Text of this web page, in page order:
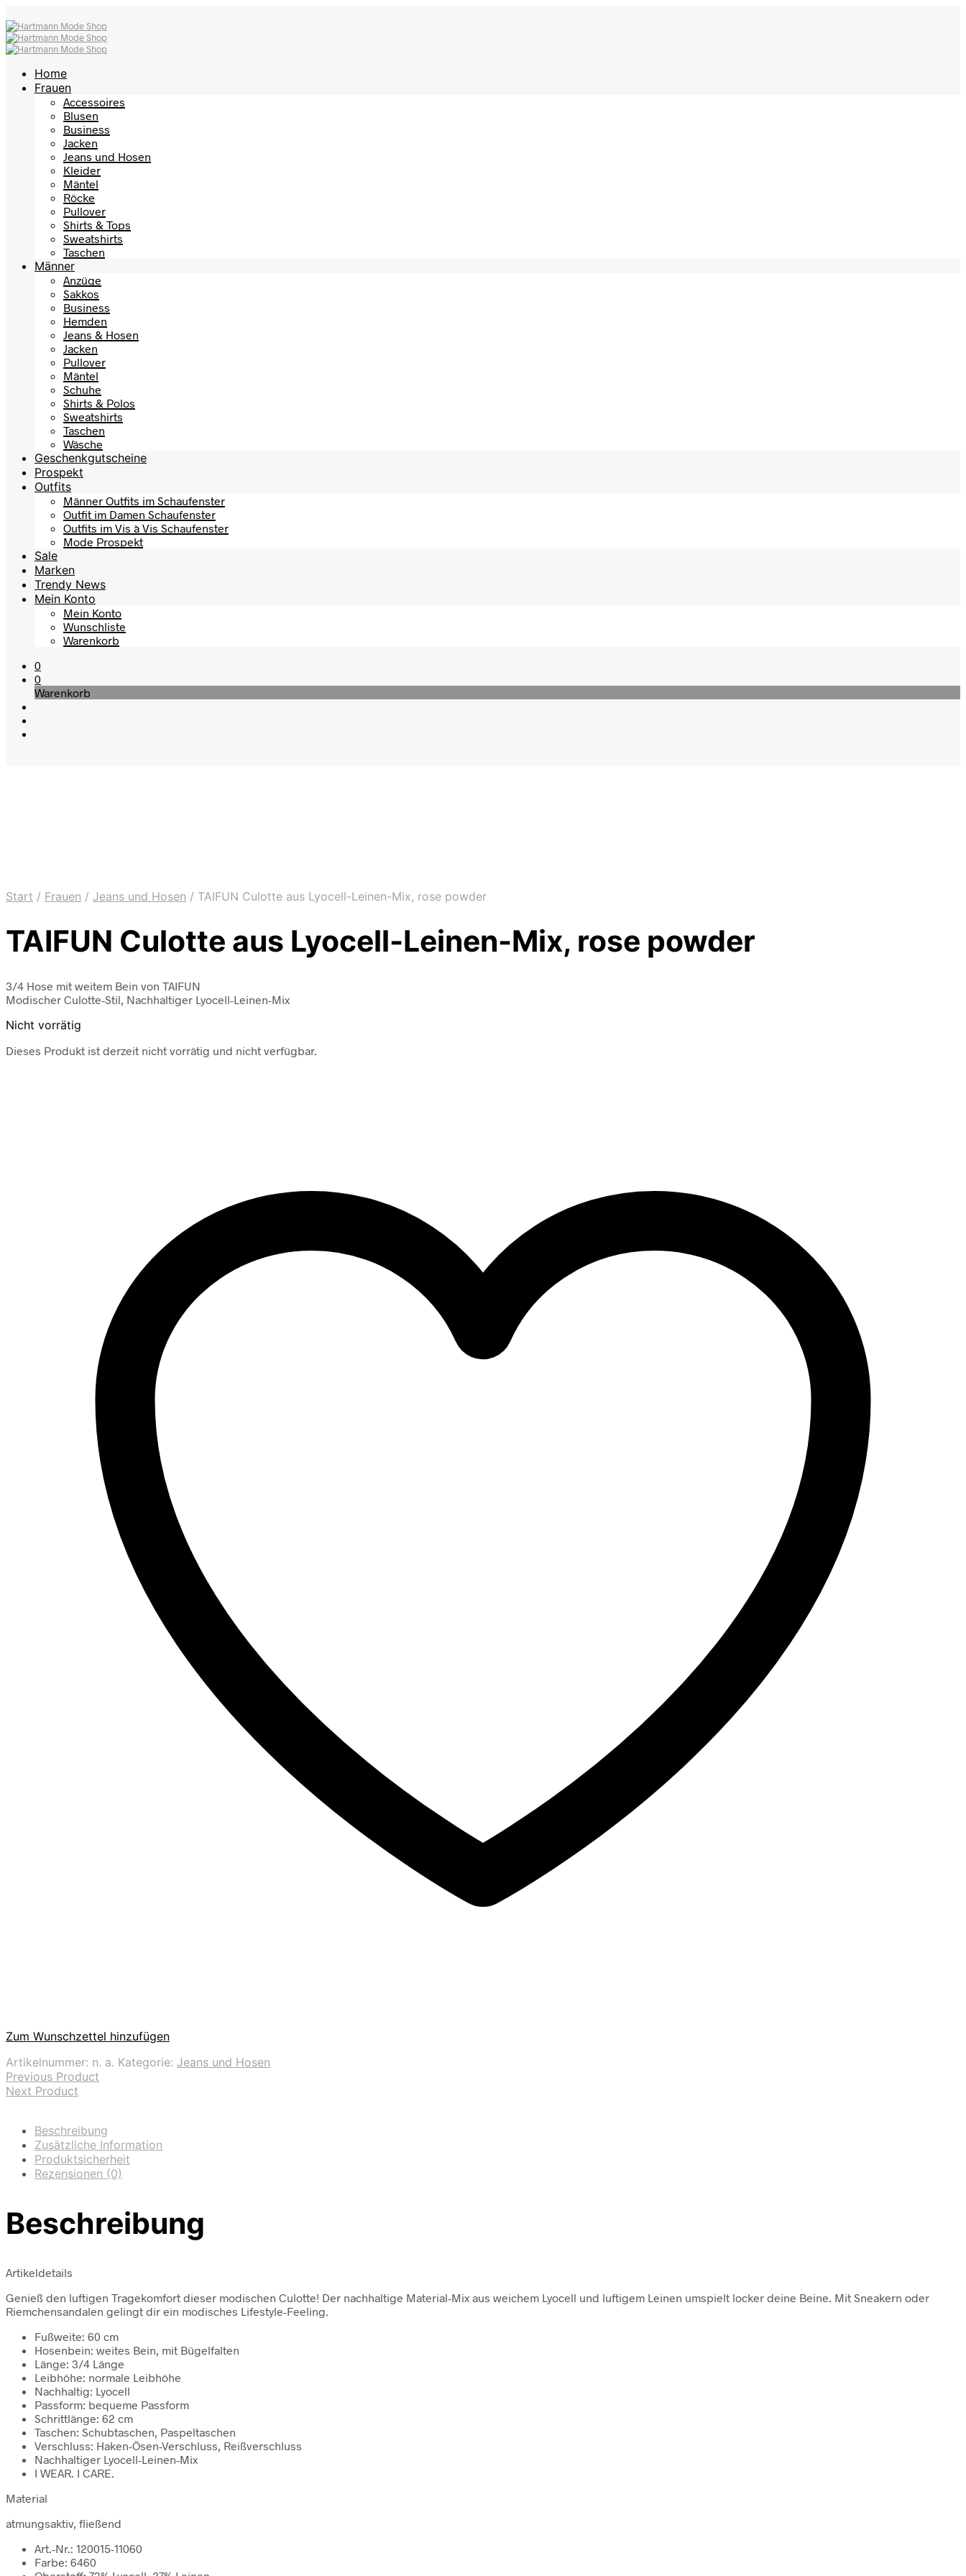
Home
Frauen
Accessoires
Blusen
Business
Jacken
Jeans und Hosen
Kleider
Mäntel
Röcke
Pullover
Shirts & Tops
Sweatshirts
Taschen
Männer
Anzüge
Sakkos
Business
Hemden
Jeans & Hosen
Jacken
Pullover
Mäntel
Schuhe
Shirts & Polos
Sweatshirts
Taschen
Wäsche
Geschenkgutscheine
Prospekt
Outfits
Männer Outfits im Schaufenster
Outfit im Damen Schaufenster
Outfits im Vis à Vis Schaufenster
Mode Prospekt
Sale
Marken
Trendy News
Mein Konto
Mein Konto
Wunschliste
Warenkorb
0
0
Warenkorb
Start / Frauen / Jeans und Hosen / TAIFUN Culotte aus Lyocell-Leinen-Mix, rose powder
TAIFUN Culotte aus Lyocell-Leinen-Mix, rose powder
3/4 Hose mit weitem Bein von TAIFUN
Modischer Culotte-Stil, Nachhaltiger Lyocell-Leinen-Mix
Nicht vorrätig
Dieses Produkt ist derzeit nicht vorrätig und nicht verfügbar.
Zum Wunschzettel hinzufügen
Artikelnummer: n. a. Kategorie: Jeans und Hosen
Previous Product
Next Product
Beschreibung
Zusätzliche Information
Produktsicherheit
Rezensionen (0)
Beschreibung
Artikeldetails
Genieß den luftigen Tragekomfort dieser modischen Culotte! Der nachhaltige Material-Mix aus weichem Lyocell und luftigem Leinen umspielt locker deine Beine. Mit Sneakern oder
Riemchensandalen gelingt dir ein modisches Lifestyle-Feeling.
Fußweite: 60 cm
Hosenbein: weites Bein, mit Bügelfalten
Länge: 3/4 Länge
Leibhöhe: normale Leibhöhe
Nachhaltig: Lyocell
Passform: bequeme Passform
Schrittlänge: 62 cm
Taschen: Schubtaschen, Paspeltaschen
Verschluss: Haken-Ösen-Verschluss, Reißverschluss
Nachhaltiger Lyocell-Leinen-Mix
I WEAR. I CARE.
Material
atmungsaktiv, fließend
Art.-Nr.: 120015-11060
Farbe: 6460